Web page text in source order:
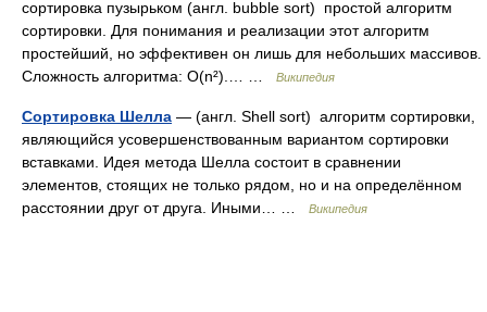
сортировка пузырьком (англ. bubble sort) простой алгоритм
сортировки. Для понимания и реализации этот алгоритм
простейший, но эффективен он лишь для небольших массивов.
Сложность алгоритма: O(n²).… …
Википедия
Сортировка Шелла — (англ. Shell sort) алгоритм сортировки,
являющийся усовершенствованным вариантом сортировки
вставками. Идея метода Шелла состоит в сравнении
элементов, стоящих не только рядом, но и на определённом
расстоянии друг от друга. Иными… …
Википедия